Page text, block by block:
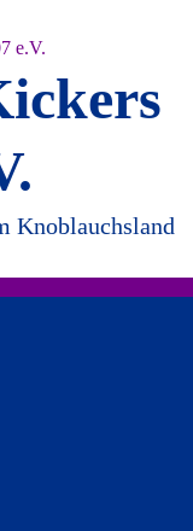
Knoblauchsland